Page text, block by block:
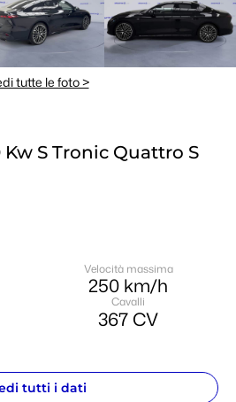
tutte le foto >
S Tronic Quattro S
Velocità massima
250 km/h
Cavalli
367 CV
tutti i dati